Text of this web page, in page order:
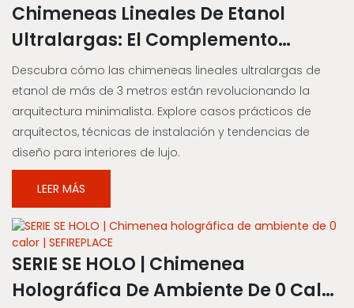
Chimeneas Lineales De Etanol
Ultralargas: El Complemento
Perfecto Para La Arquitectura
Minimalista | SEFIREPLACE
Descubra cómo las chimeneas lineales ultralargas de
etanol de más de 3 metros están revolucionando la
arquitectura minimalista. Explore casos prácticos de
arquitectos, técnicas de instalación y tendencias de
diseño para interiores de lujo.
LEER MÁS
SERIE SE HOLO | Chimenea
Holográfica De Ambiente De 0 Calor